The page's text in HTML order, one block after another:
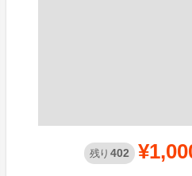
残り 402